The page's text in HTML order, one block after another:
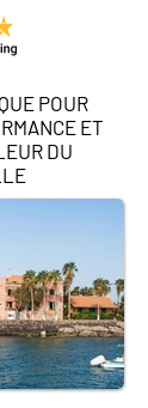
POUR
ET
DU